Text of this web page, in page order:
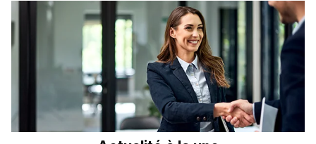
Frais kilométriques
Revenu du dirigeant
Impôts sur les sociétés
Infographie RSE du mois
Transformation digitale
Quizz RH&VOUS ?
Bien-être en entreprise
Place à l'Expert